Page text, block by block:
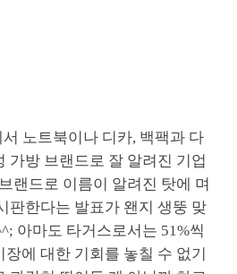
노트북이나 디카, 백팩과 다
가방 브랜드로 잘 알려진 기업
랜드로 이름이 알려진 탓에 며
판한다는 발표가 왠지 생뚱 맞
아마도 타거스로서는 51%씩
에 대한 기회를 놓칠 수 없기